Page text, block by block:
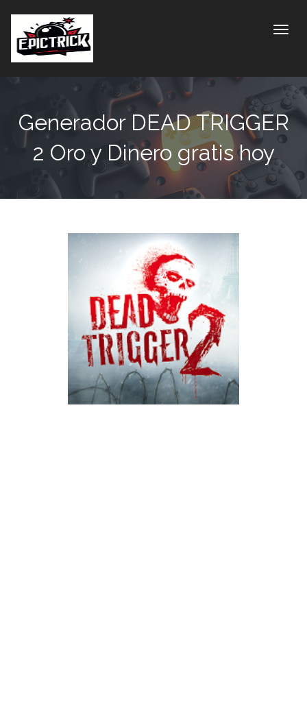
Generador DEAD TRIGGER
2 Oro y Dinero gratis hoy